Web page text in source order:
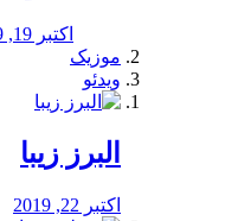
اکتبر 19, 2019
موزیک
ویدئو
البرز زیبا
اکتبر 22, 2019